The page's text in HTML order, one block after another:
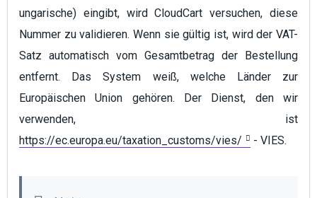
ungarische) eingibt, wird CloudCart versuchen, diese
Nummer zu validieren. Wenn sie gültig ist, wird der VAT-
Satz automatisch vom Gesamtbetrag der Bestellung
entfernt. Das System weiß, welche Länder zur
Europäischen Union gehören. Der Dienst, den wir
verwenden, ist
https://ec.europa.eu/taxation_customs/vies/
- VIES.